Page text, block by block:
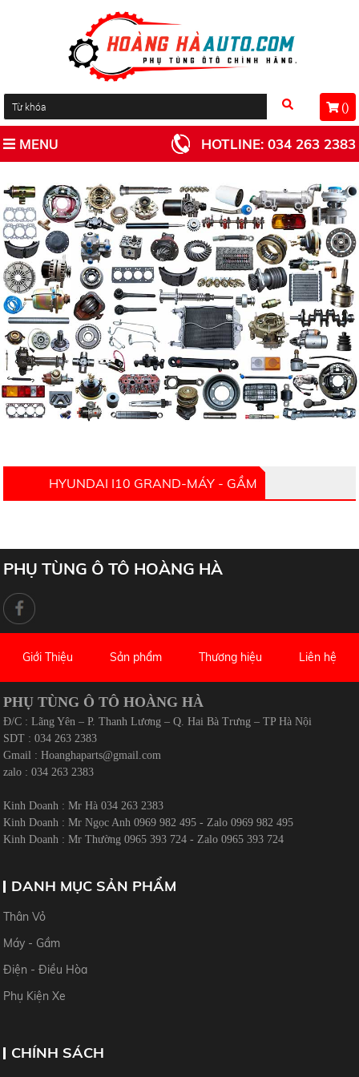
()
MENU HOTLINE: 034 263 2383
HYUNDAI I10 GRAND-MÁY - GẦM
PHỤ TÙNG Ô TÔ HOÀNG HÀ
PHỤ TÙNG Ô TÔ HOÀNG HÀ
Đ/C : Lãng Yên – P. Thanh Lương – Q. Hai Bà Trưng – TP Hà Nội
SDT : 034 263 2383
Gmail :Hoanghaparts@gmail.com
Kinh Doanh : Mr Hà 034 263 2383
Kinh Doanh : Mr Ngọc Anh 0969 982 495 - Zalo 0969 982 495